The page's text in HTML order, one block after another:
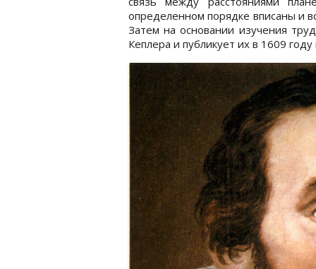
определенном порядке вписаны и
Затем на основании изучения
Кеплера и публикует их в 1609